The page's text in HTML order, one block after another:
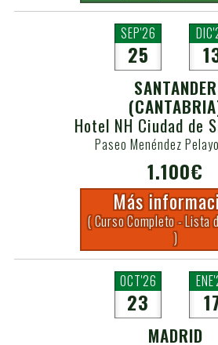
SEP'26
25
SANTANDER
Hotel NH Ciudad de
Paseo Menéndez
1.100€
Más
( Curso Completo - Lista
)
OCT'26
23
MADRID